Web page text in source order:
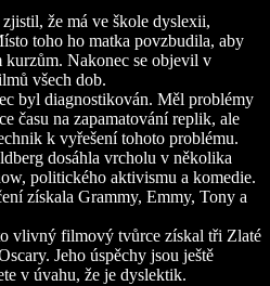
že má ve škole dyslexii,
toho ho matka povzbudila, aby
kurzům. Nakonec se objevil v
všech dob.
byl diagnostikován. Měl problémy
času na zapamatování replik, ale
k vyřešení tohoto problému.
dosáhla vrcholu v několika
politického aktivismu a komedie.
získala Grammy, Emmy, Tony a
vlivný filmový tvůrce získal tři Zlaté
Jeho úspěchy jsou ještě
v úvahu, že je dyslektik.